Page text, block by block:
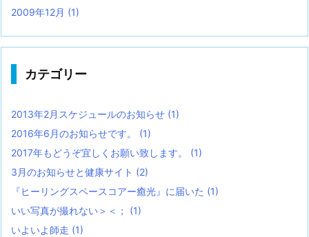
2009年12月 (1)
カテゴリー
2013年2月スケジュールのお知らせ (1)
2016年6月のお知らせです。 (1)
2017年もどうぞ宜しくお願い致します。 (1)
3月のお知らせと健康サイト (2)
『ヒーリングスペースコアー癒光』に届いた (1)
いい写真が撮れない＞＜； (1)
いよいよ師走 (1)